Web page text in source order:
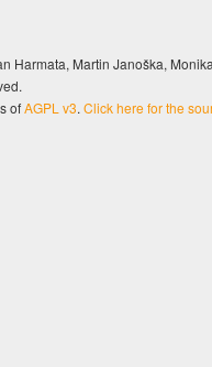
Martin Janoška,
ofAGPL v3. Click here for the